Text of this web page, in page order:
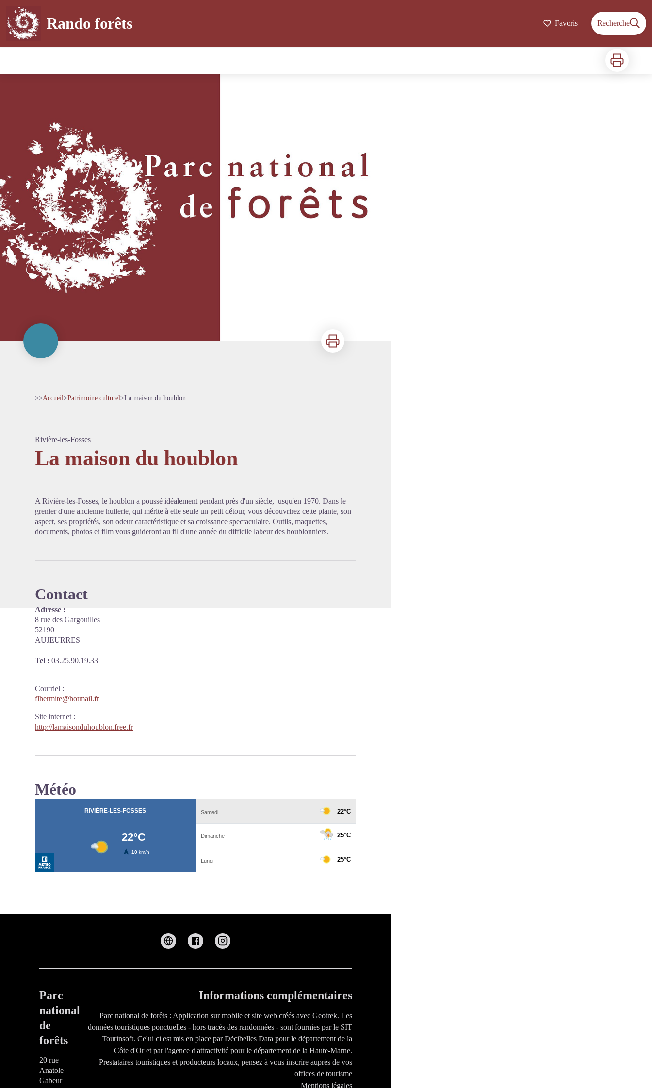
Rando forêts Favoris Recherche
Imprimer
Imprimer
>>Accueil>Patrimoine culturel>La maison du houblon
Rivière-les-Fosses
La maison du houblon
A Rivière-les-Fosses, le houblon a poussé idéalement pendant près d'un siècle, jusqu'en 1970. Dans le
grenier d'une ancienne huilerie, qui mérite à elle seule un petit détour, vous découvrirez cette plante, son
aspect, ses propriétés, son odeur caractéristique et sa croissance spectaculaire. Outils, maquettes,
documents, photos et film vous guideront au fil d'une année du difficile labeur des houblonniers.
Contact
Adresse :
8 rue des Gargouilles
52190
AUJEURRES
Tel : 03.25.90.19.33
Courriel :
flhermite@hotmail.fr
Site internet :
http://lamaisonduhoublon.free.fr
Météo
Parc
national
de
forêts
20 rue
Anatole
Gabeur
Informations complémentaires
Parc national de forêts : Application sur mobile et site web créés avec Geotrek. Les
données touristiques ponctuelles - hors tracés des randonnées - sont fournies par le SIT
Tourinsoft. Celui ci est mis en place par Décibelles Data pour le département de la
Côte d'Or et par l'agence d'attractivité pour le département de la Haute-Marne.
Prestataires touristiques et producteurs locaux, pensez à vous inscrire auprès de vos
offices de tourisme
Mentions légales